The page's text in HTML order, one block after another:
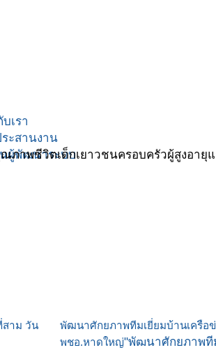
บเรา
ะสานงาน
ผู้พัฒนาระบบ
ภาพชีวิตเด็กเยาวชนครอบครัวผู้สูงอายุ
สาม วัน
พัฒนาศักยภาพทีมเยี่ยมบ้านเครือ
พชอ.หาดใหญ่"พัฒนาศักยภาพที